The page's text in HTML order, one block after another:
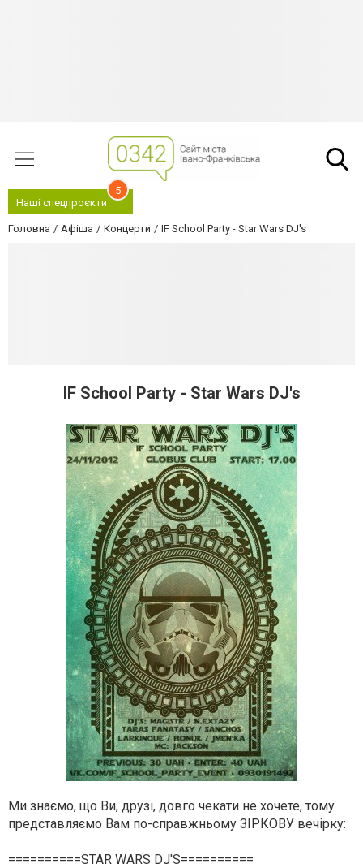
Наші спецпроєкти
5
Головна Афіша Концерти IF School Party - Star Wars DJ's
IF School Party - Star Wars DJ's
Ми знаємо, що Ви, друзі, довго чекати не хочете, тому
представляємо Вам по-справжньому ЗІРКОВУ вечірку:
==========STAR WARS DJ'S==========